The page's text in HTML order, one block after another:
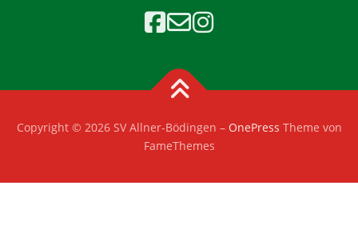
Copyright © 2026 SV Allner-Bödingen – OnePress Theme von
FameThemes